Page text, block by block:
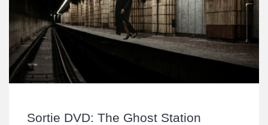
Sortie DVD: The Ghost Station